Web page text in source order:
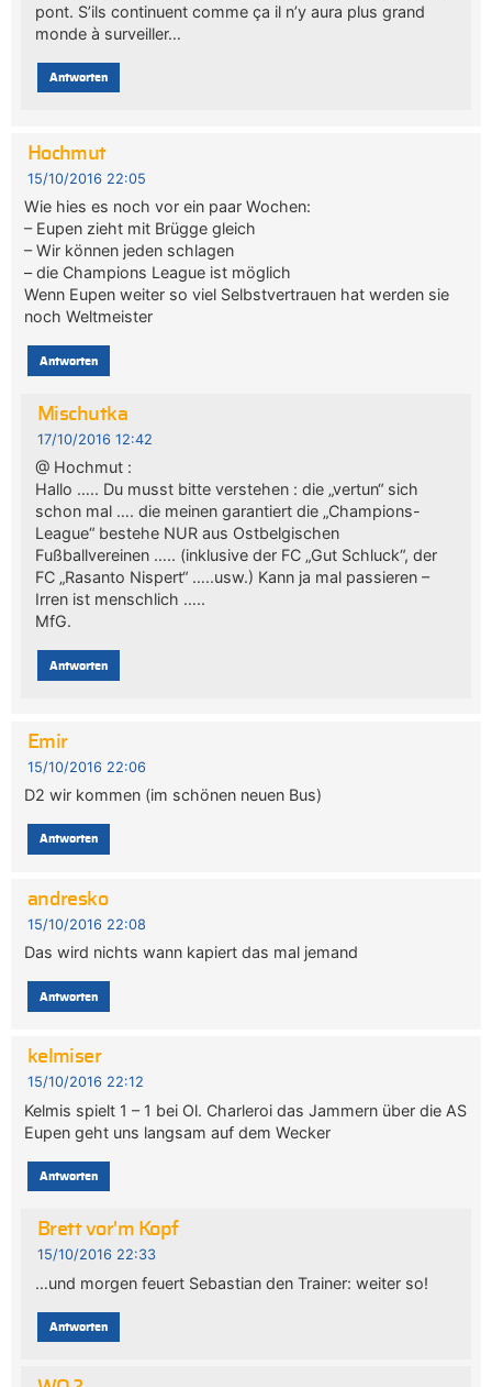
pont. S’ils continuent comme ça il n’y aura plus grand
monde à surveiller…
Antworten
Hochmut
15/10/2016 22:05
Wie hies es noch vor ein paar Wochen:
– Eupen zieht mit Brügge gleich
– Wir können jeden schlagen
– die Champions League ist möglich
Wenn Eupen weiter so viel Selbstvertrauen hat werden sie
noch Weltmeister
Antworten
Mischutka
17/10/2016 12:42
@ Hochmut :
Hallo ….. Du musst bitte verstehen : die „vertun“ sich
schon mal …. die meinen garantiert die „Champions-
League“ bestehe NUR aus Ostbelgischen
Fußballvereinen ….. (inklusive der FC „Gut Schluck“, der
FC „Rasanto Nispert“ …..usw.) Kann ja mal passieren –
Irren ist menschlich …..
MfG.
Antworten
Emir
15/10/2016 22:06
D2 wir kommen (im schönen neuen Bus)
Antworten
andresko
15/10/2016 22:08
Das wird nichts wann kapiert das mal jemand
Antworten
kelmiser
15/10/2016 22:12
Kelmis spielt 1 – 1 bei Ol. Charleroi das Jammern über die AS
Eupen geht uns langsam auf dem Wecker
Antworten
Brett vor'm Kopf
15/10/2016 22:33
…und morgen feuert Sebastian den Trainer: weiter so!
Antworten